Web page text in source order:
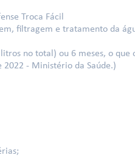
Troca Fácil
filtragem e tratamento da
no total) ou 6 meses, o
- Ministério da Saúde.)